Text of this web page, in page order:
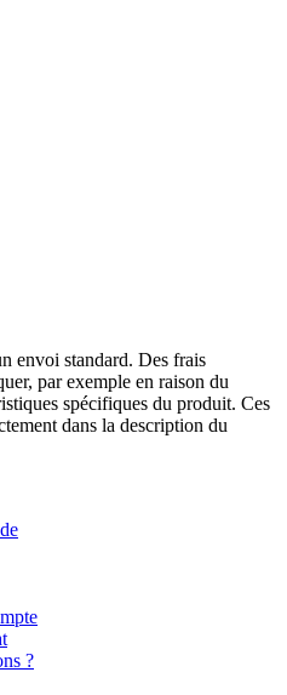
envoi standard. Des frais
par exemple en raison du
spécifiques du produit. Ces
dans la description du
?